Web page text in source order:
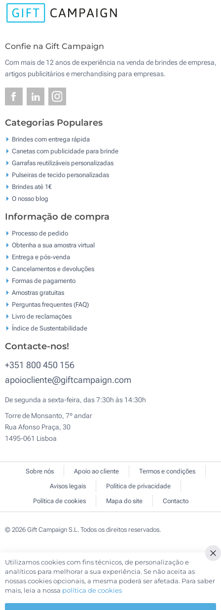
Confie na Gift Campaign
Com mais de 12 anos de experiência na venda de brindes de empresa,
artigos publicitários e merchandising para empresas.
Categorias Populares
Brindes com entrega rápida
Canetas com publicidade para brinde
Garrafas reutilizáveis personalizadas
Pulseiras de tecido personalizadas
Brindes até 1€
O nosso blog
Informação de compra
Processo de pedido
Obtenha a sua amostra virtual
Entrega e pós-venda
Cancelamentos e devoluções
Formas de pagamento
Amostras gratuitas
Perguntas frequentes (FAQ)
Livro de reclamaçōes
Índice de Sustentabilidade
Contacte-nos!
+351 800 450 156
apoiocliente@giftcampaign.com
De segunda a sexta-feira, das 7:30h às 14:30h
Torre de Monsanto, 7º andar
Rua Afonso Praça, 30
1495-061 Lisboa
Sobre nós Apoio ao cliente
Termos e condições
Avisos legais
Política de privacidade
Política de cookies
Mapa do site Contacto
© 2026 Gift Campaign S.L. Todos os direitos reservados.
Utilizamos cookies com fins técnicos, de personalização e
analíticos para melhorar a sua experiência. Se não aceita as
nossas cookies opcionais, a mesma poderá ser afetada. Para saber
mais, leia a nossa política de cookies